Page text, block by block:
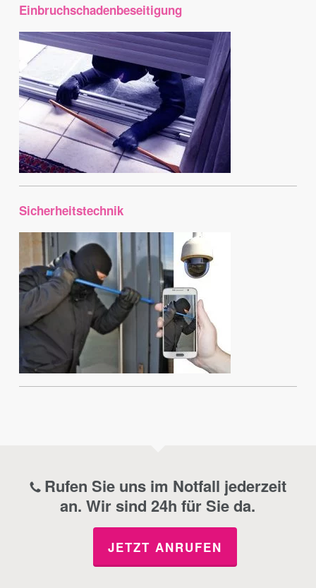
Einbruchschadenbeseitigung
Sicherheitstechnik
Rufen Sie uns im Notfall jederzeit
an. Wir sind 24h für Sie da.
JETZT ANRUFEN